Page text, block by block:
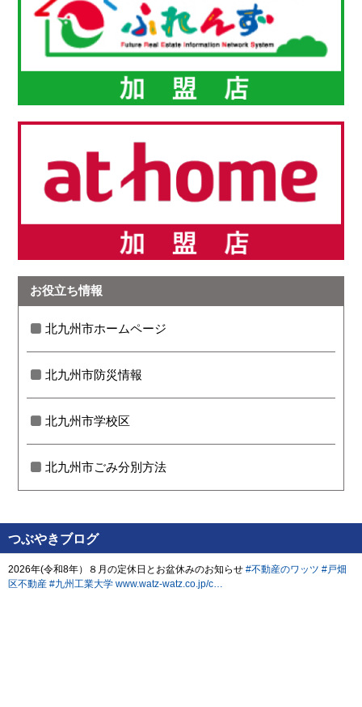
お役立ち情報
北九州市ホームページ
北九州市防災情報
北九州市学校区
北九州市ごみ分別方法
つぶやきブログ